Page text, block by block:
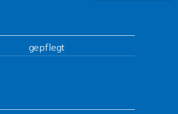
gepflegt